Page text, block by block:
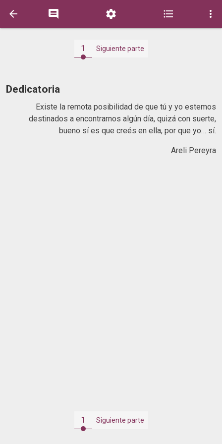
    
1 Siguiente parte
Dedicatoria
Existe la remota posibilidad de que tú y yo estemos
destinados a encontrarnos algún día, quizá con suerte,
bueno sí es que creés en ella, por que yo… sí.
Areli Pereyra
1 Siguiente parte